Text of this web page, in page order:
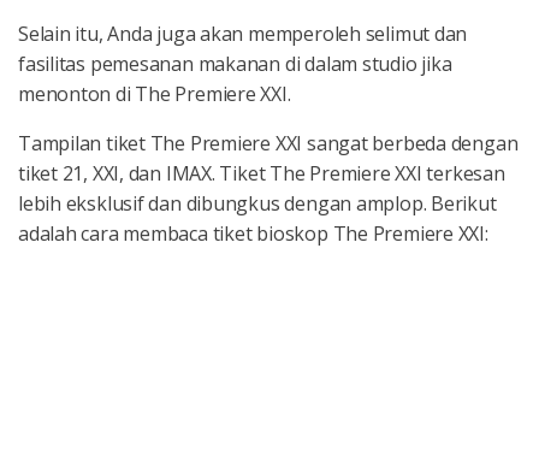
Selain itu, Anda juga akan memperoleh selimut dan
fasilitas pemesanan makanan di dalam studio jika
menonton di The Premiere XXI.
Tampilan tiket The Premiere XXI sangat berbeda dengan
tiket 21, XXI, dan IMAX. Tiket The Premiere XXI terkesan
lebih eksklusif dan dibungkus dengan amplop. Berikut
adalah cara membaca tiket bioskop The Premiere XXI: